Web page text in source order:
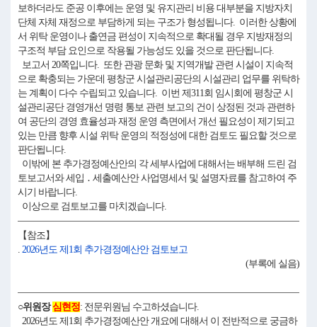
보하더라도 준공 이후에는 운영 및 유지관리 비용 대부분을 지방자치
단체 자체 재정으로 부담하게 되는 구조가 형성됩니다. 이러한 상황에
서 위탁 운영이나 출연금 편성이 지속적으로 확대될 경우 지방재정의
구조적 부담 요인으로 작용될 가능성도 있을 것으로 판단됩니다.
보고서 20쪽입니다. 또한 관광 문화 및 지역개발 관련 시설이 지속적
으로 확충되는 가운데 평창군 시설관리공단의 시설관리 업무를 위탁하
는 계획이 다수 수립되고 있습니다. 이번 제311회 임시회에 평창군 시
설관리공단 경영개선 명령 통보 관련 보고의 건이 상정된 것과 관련하
여 공단의 경영 효율성과 재정 운영 측면에서 개선 필요성이 제기되고
있는 만큼 향후 시설 위탁 운영의 적정성에 대한 검토도 필요할 것으로
판단됩니다.
이밖에 본 추가경정예산안의 각 세부사업에 대해서는 배부해 드린 검
토보고서와 세입 ․ 세출예산안 사업명세서 및 설명자료를 참고하여 주
시기 바랍니다.
이상으로 검토보고를 마치겠습니다.
【참조】
. 2026년도 제1회 추가경정예산안 검토보고
(부록에 실음)
○위원장심현정: 전문위원님 수고하셨습니다.
2026년도 제1회 추가경정예산안 개요에 대해서 이 전반적으로 궁금하